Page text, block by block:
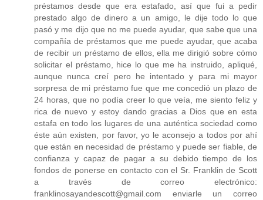
préstamos desde que era estafado, así que fui a pedir
prestado algo de dinero a un amigo, le dije todo lo que
pasó y me dijo que no me puede ayudar, que sabe que una
compañía de préstamos que me puede ayudar, que acaba
de recibir un préstamo de ellos, ella me dirigió sobre cómo
solicitar el préstamo, hice lo que me ha instruido, apliqué,
aunque nunca creí pero he intentado y para mi mayor
sorpresa de mi préstamo fue que me concedió un plazo de
24 horas, que no podía creer lo que veía, me siento feliz y
rica de nuevo y estoy dando gracias a Dios que en esta
estafa en todo los lugares de una auténtica sociedad como
éste aún existen, por favor, yo le aconsejo a todos por ahí
que están en necesidad de préstamo y puede ser fiable, de
confianza y capaz de pagar a su debido tiempo de los
fondos de ponerse en contacto con el Sr. Franklin de Scott
a través de correo electrónico:
franklinosayandescott@gmail.com enviarle un correo